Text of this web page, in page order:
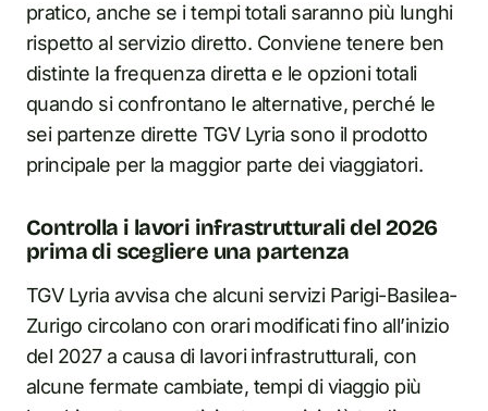
pratico, anche se i tempi totali saranno più lunghi
rispetto al servizio diretto. Conviene tenere ben
distinte la frequenza diretta e le opzioni totali
quando si confrontano le alternative, perché le
sei partenze dirette TGV Lyria sono il prodotto
principale per la maggior parte dei viaggiatori.
Controlla i lavori infrastrutturali del 2026
prima di scegliere una partenza
TGV Lyria avvisa che alcuni servizi Parigi-Basilea-
Zurigo circolano con orari modificati fino all’inizio
del 2027 a causa di lavori infrastrutturali, con
alcune fermate cambiate, tempi di viaggio più